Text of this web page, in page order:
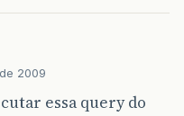
2009
essa query do